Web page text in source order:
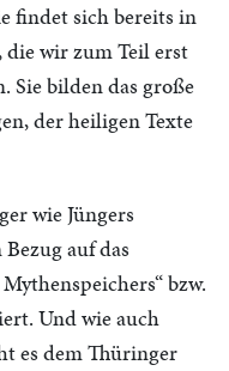
findet sich bereits in
wir zum Teil erst
Sie bilden das große
der heiligen Texte
wie Jüngers
auf das
bzw.
Und wie auch
es dem Thüringer